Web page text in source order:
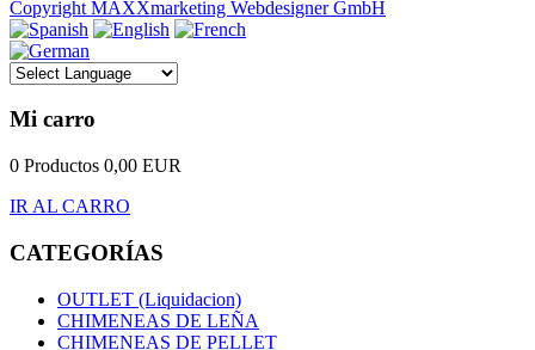
Copyright MAXXmarketing Webdesigner GmbH
Mi carro
0 Productos 0,00 EUR
IR AL CARRO
CATEGORÍAS
OUTLET (Liquidacion)
CHIMENEAS DE LEÑA
CHIMENEAS DE PELLET